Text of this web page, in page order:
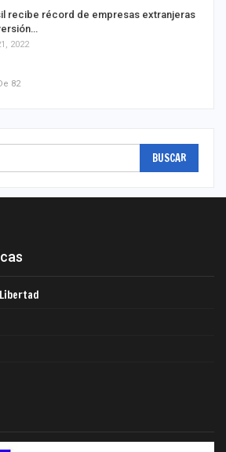
recibe récord de empresas extranjeras
2022
82